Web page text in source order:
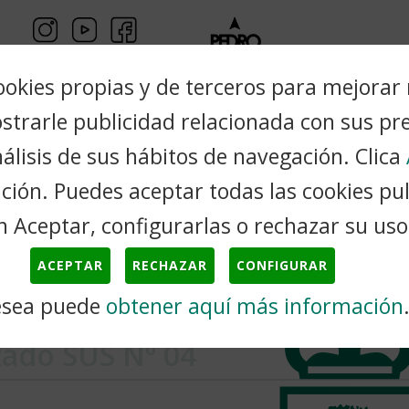
propias y de terceros para mejorar
publicidad relacionada con sus
de sus hábitos de navegación. Clica
Puedes aceptar todas las cookies
Aceptar, configurarlas o rechazar su
ACEPTAR RECHAZAR CONFIGURAR
puede obtener aquí más información.
Trámites Cultura Turismo Ciudadanos
de Suelo...
de Suelo
SUS Nº 04